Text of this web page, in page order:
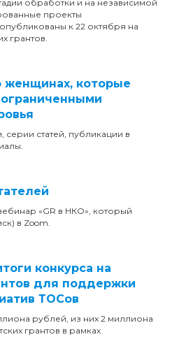
обработки и на независимой
проекты
к 22 октября на
грантов.
женщинах, которые
серии статей, публикации в
«GR в НКО», который
в Zoom.
конкурса на
для поддержки
ТОСов
рублей, из них 2 миллиона
грантов в рамках